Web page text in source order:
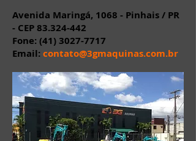
Avenida Maringá, 1068 - Pinhais / PR
- CEP83.324-442
Fone: (41) 3027-7717
Email: contato@3gmaquinas.com.br